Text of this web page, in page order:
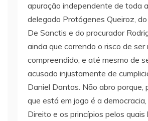
apuração independente de toda
delegado Protógenes Queiroz,
De Sanctis e do procurador
ainda que correndo o risco de ser
compreendido, e até mesmo de
acusado injustamente de
Daniel Dantas. Não abro porque,
que está em jogo é a
Direito e os princípios pelos quais